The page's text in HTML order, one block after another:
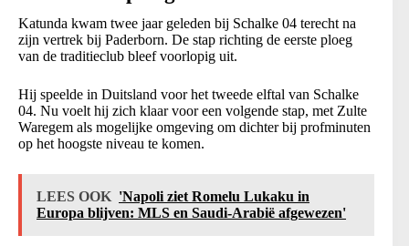
Katunda kwam twee jaar geleden bij Schalke 04 terecht na
zijn vertrek bij Paderborn. De stap richting de eerste ploeg
van de traditieclub bleef voorlopig uit.
Hij speelde in Duitsland voor het tweede elftal van Schalke
04. Nu voelt hij zich klaar voor een volgende stap, met Zulte
Waregem als mogelijke omgeving om dichter bij profminuten
op het hoogste niveau te komen.
LEES OOK 'Napoli ziet Romelu Lukaku in
Europa blijven: MLS en Saudi-Arabië afgewezen'